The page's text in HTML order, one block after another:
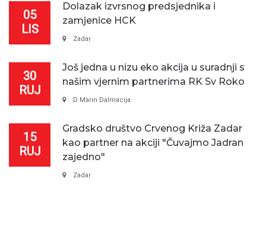
05
LIS
Dolazak izvrsnog predsjednika i
zamjenice HCK
Zadar
30
RUJ
Još jedna u nizu eko akcija u suradnji s
našim vjernim partnerima RK Sv Roko
D Marin Dalmacija
15
RUJ
Gradsko društvo Crvenog Križa Zadar
kao partner na akciji "Čuvajmo Jadran
zajedno"
Zadar